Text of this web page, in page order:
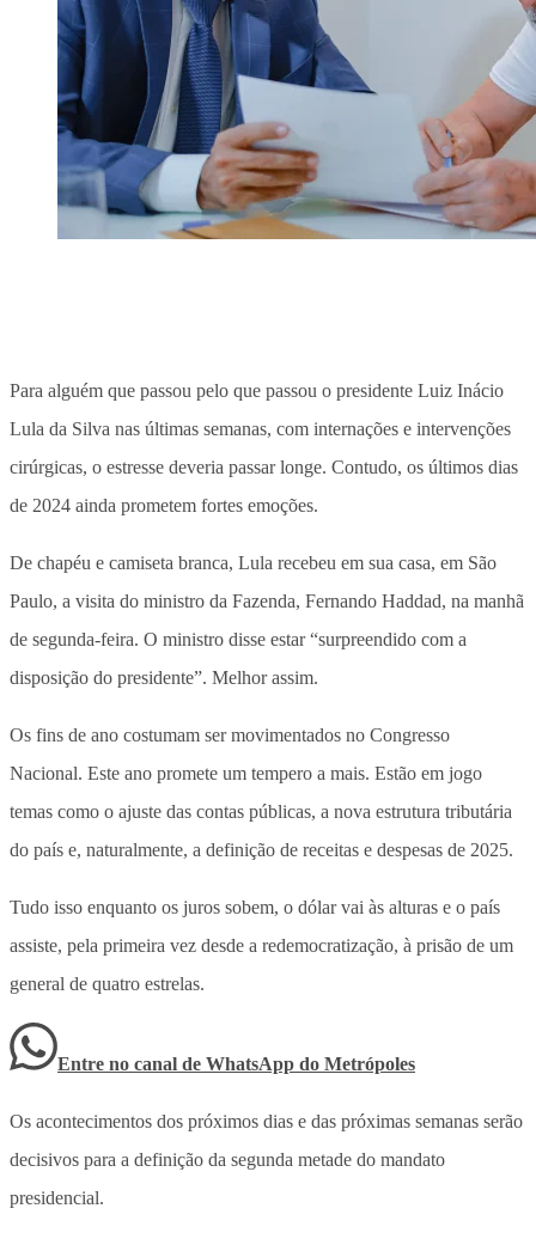
Para alguém que passou pelo que passou o presidente Luiz Inácio
Lula da Silva nas últimas semanas, com internações e intervenções
cirúrgicas, o estresse deveria passar longe. Contudo, os últimos dias
de 2024 ainda prometem fortes emoções.
De chapéu e camiseta branca, Lula recebeu em sua casa, em São
Paulo, a visita do ministro da Fazenda, Fernando Haddad, na manhã
de segunda-feira. O ministro disse estar “surpreendido com a
disposição do presidente”. Melhor assim.
Os fins de ano costumam ser movimentados no Congresso
Nacional. Este ano promete um tempero a mais. Estão em jogo
temas como o ajuste das contas públicas, a nova estrutura tributária
do país e, naturalmente, a definição de receitas e despesas de 2025.
Tudo isso enquanto os juros sobem, o dólar vai às alturas e o país
assiste, pela primeira vez desde a redemocratização, à prisão de um
general de quatro estrelas.
Entre no canal de WhatsApp do Metrópoles
Os acontecimentos dos próximos dias e das próximas semanas serão
decisivos para a definição da segunda metade do mandato
presidencial.